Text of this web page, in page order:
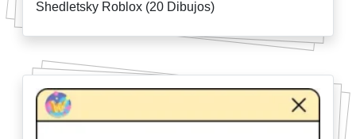
Shedletsky Roblox (20 Dibujos)